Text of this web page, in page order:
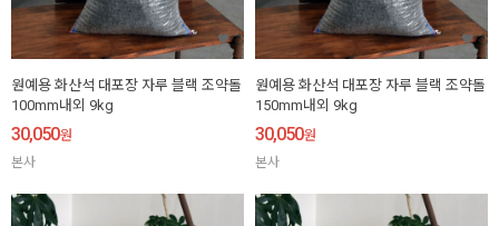
원예용 화산석 대포장 자루 블랙 조약돌
100mm내외 9kg
30,050원
본사
원예용 화산석 대포장 자루 블랙 조약돌
150mm내외 9kg
30,050원
본사